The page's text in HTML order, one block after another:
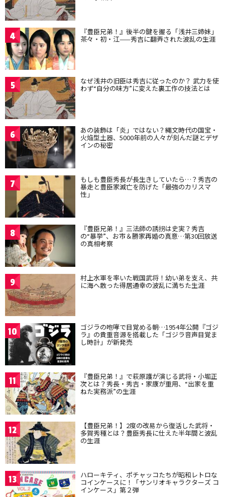
4 『豊臣兄弟！』後半の鍵を握る「浅井三姉妹」
茶々・初・江——秀吉に翻弄された波乱の生涯
5 なぜ浅井の旧臣は秀吉に従ったのか？ 武力を使
わず“自分の味方”に変えた裏工作の技法とは
6 あの装飾は「炎」ではない？縄文時代の国宝・
火焔型土器、5000年前の人々が刻んだ謎とデザ
インの秘密
7 もしも豊臣秀長が長生きしていたら…？秀吉の
暴走と豊臣家滅亡を防げた「最強のカリスマ
性」
8 『豊臣兄弟！』三法師の誘拐は史実？秀吉
の“暴挙”、お市＆勝家再婚の真意…第30回放送
の真相考察
9 村上水軍を率いた戦国武将！幼い弟を支え、共
に海へ散った得居通幸の波乱に満ちた生涯
10 ゴジラの咆哮で目覚める朝…1954年公開『ゴジ
ラ』の貴重音源を搭載した「ゴジラ音声目覚ま
し時計」が新発売
11 『豊臣兄弟！』で萩原護が演じる武将・小堀正
次とは？秀長・秀吉・家康が重用、“出家を重
ねた実務派”の生涯
12 【豊臣兄弟！】2度の改易から復活した武将・
多賀秀種とは？豊臣秀長に仕えた半年間と波乱
の生涯
13 ハローキティ、ポチャッコたちが昭和レトロな
コインケースに！「サンリオキャラクターズ コ
インケース」第２弾